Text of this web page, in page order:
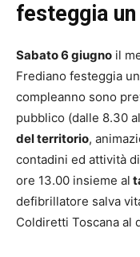
festeggia un
Sabato 6 giugno il
Frediano festeggia
compleanno sono
pubblico (dalle 8.30
del territorio,
contadini ed attività di
ore 13.00 insieme al
defibrillatore salva
Coldiretti Toscana al